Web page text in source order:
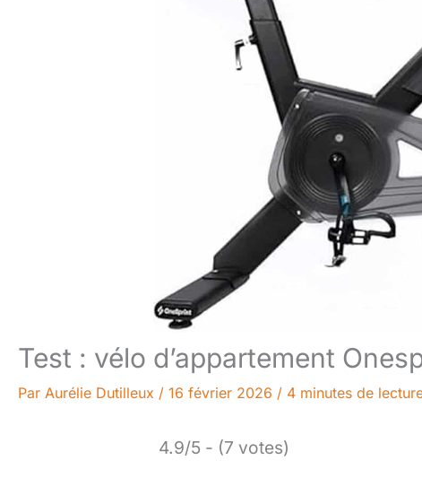
Test : vélo d’appartement
Par Aurélie Dutilleux / 16 février 2026 / 4 minutes de
4.9/5 - (7 votes)